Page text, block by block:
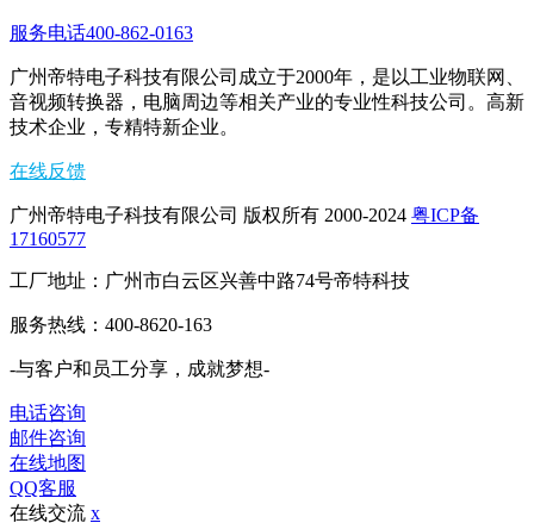
服务电话400-862-0163
广州帝特电子科技有限公司成立于2000年，是以工业物联网、
音视频转换器，电脑周边等相关产业的专业性科技公司。高新
技术企业，专精特新企业。
在线反馈
广州帝特电子科技有限公司 版权所有 2000-2024 粤ICP备
17160577
工厂地址：广州市白云区兴善中路74号帝特科技
服务热线：400-8620-163
-与客户和员工分享，成就梦想-
电话咨询
邮件咨询
在线地图
QQ客服
在线交流 x